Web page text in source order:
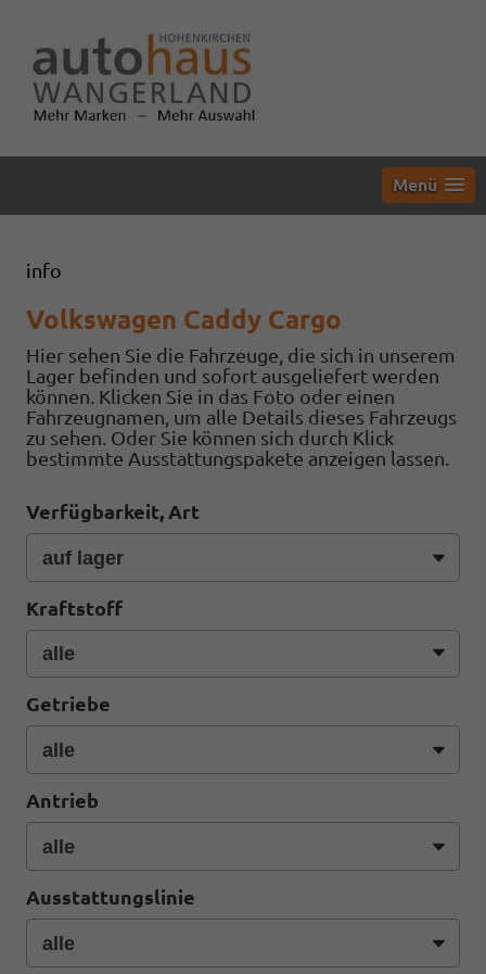
Menü
info
Volkswagen Caddy Cargo
Hier sehen Sie die Fahrzeuge, die sich in unserem
Lager befinden und sofort ausgeliefert werden
können. Klicken Sie in das Foto oder einen
Fahrzeugnamen, um alle Details dieses Fahrzeugs
zu sehen. Oder Sie können sich durch Klick
bestimmte Ausstattungspakete anzeigen lassen.
Verfügbarkeit, Art
Kraftstoff
Getriebe
Antrieb
Ausstattungslinie